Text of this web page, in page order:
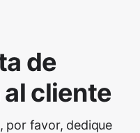
de
cliente
por favor, dedique